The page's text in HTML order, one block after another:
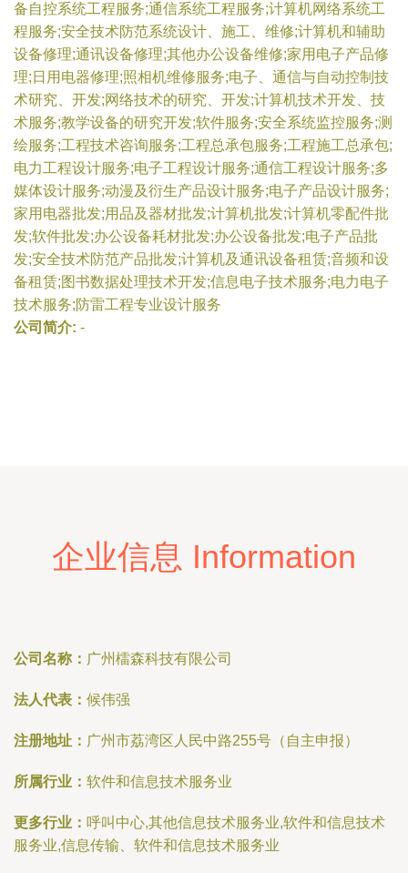
备自控系统工程服务;通信系统工程服务;计算机网络系统工
程服务;安全技术防范系统设计、施工、维修;计算机和辅助
设备修理;通讯设备修理;其他办公设备维修;家用电子产品修
理;日用电器修理;照相机维修服务;电子、通信与自动控制技
术研究、开发;网络技术的研究、开发;计算机技术开发、技
术服务;教学设备的研究开发;软件服务;安全系统监控服务;测
绘服务;工程技术咨询服务;工程总承包服务;工程施工总承包;
电力工程设计服务;电子工程设计服务;通信工程设计服务;多
媒体设计服务;动漫及衍生产品设计服务;电子产品设计服务;
家用电器批发;用品及器材批发;计算机批发;计算机零配件批
发;软件批发;办公设备耗材批发;办公设备批发;电子产品批
发;安全技术防范产品批发;计算机及通讯设备租赁;音频和设
备租赁;图书数据处理技术开发;信息电子技术服务;电力电子
技术服务;防雷工程专业设计服务
公司简介: -
企业信息 Information
公司名称： 广州檑森科技有限公司
法人代表： 候伟强
注册地址： 广州市荔湾区人民中路255号（自主申报）
所属行业： 软件和信息技术服务业
更多行业： 呼叫中心,其他信息技术服务业,软件和信息技术
服务业,信息传输、软件和信息技术服务业